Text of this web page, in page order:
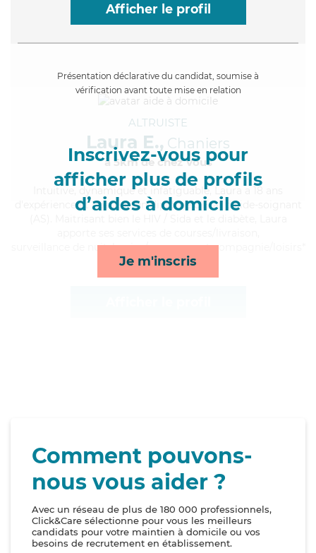
Afficher le profil
Présentation déclarative du candidat, soumise à
vérification avant toute mise en relation
Inscrivez-vous pour
afficher plus de profils
d’aides à domicile
Je m'inscris
ALTRUISTE
Laura E., Chaniers
à 5km de chez Vous
, dynamique et infatiguable, Laura a 18 ans
d'expérience et possède un diplôme d'Etat d'aide-soignant
surveillance de nuit, lessive/repassage et compagnie/loisirs*
Comment pouvons-
nous vous aider ?
Avec un réseau de plus de 180 000 professionnels,
Click&Care sélectionne pour vous les meilleurs
candidats pour votre maintien à domicile ou vos
besoins de recrutement en établissement.